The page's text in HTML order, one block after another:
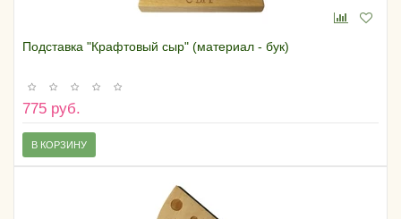
Подставка "Крафтовый сыр" (материал - бук)
775 руб.
В КОРЗИНУ